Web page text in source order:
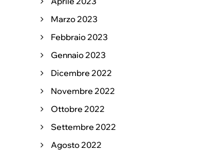
Marzo 2023
Febbraio 2023
Gennaio 2023
Dicembre 2022
Novembre 2022
Ottobre 2022
Settembre 2022
Agosto 2022